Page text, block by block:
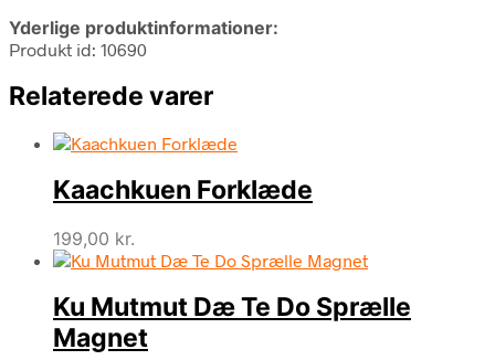
Yderlige produktinformationer:
Produkt id: 10690
Relaterede varer
Kaachkuen Forklæde
199,00 kr.
Ku Mutmut Dæ Te Do Sprælle
Magnet